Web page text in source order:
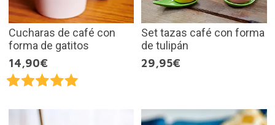
Cucharas de café con
forma de gatitos
14,90€
Set tazas café con forma
de tulipán
29,95€